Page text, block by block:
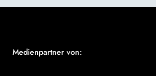
Medienpartner von: